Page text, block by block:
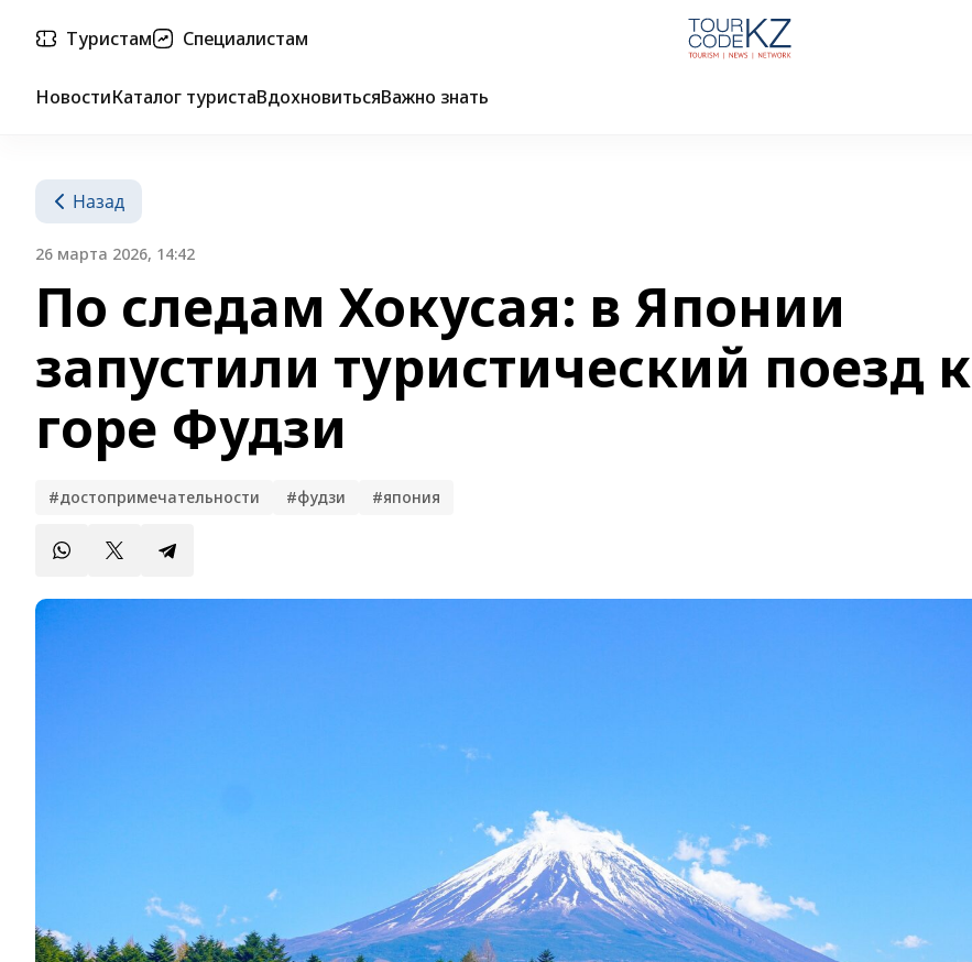
Туристам Специалистам
НовостиКаталог туристаВдохновитьсяВажно знать
Назад
26 марта 2026, 14:42
По следам Хокусая: в Японии
запустили туристический поезд к
горе Фудзи
#достопримечательности #фудзи #япония